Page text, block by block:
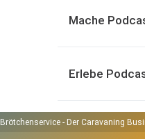
Mache
Erlebe
Brötchenservice - Der Caravaning